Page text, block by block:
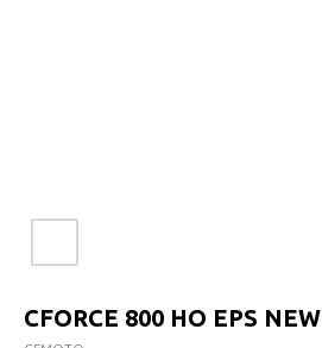
CFORCE 800 HO EPS NEW